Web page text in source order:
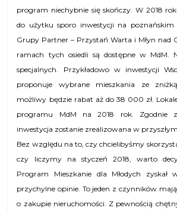
program niechybnie się skończy. W 2018
do użytku sporo inwestycji na
Grupy Partner – Przystań Warta i Młyn nad
ramach tych osiedli są dostępne w MdM.
specjalnych. Przykładowo w inwestycji
proponuje wybrane mieszkania ze
możliwy będzie rabat aż do 38 000 zł.
programu MdM na 2018 rok. Zgodnie
inwestycja zostanie zrealizowana w
Bez względu na to, czy chcielibyśmy
czy liczymy na styczeń 2018, warto
Program Mieszkanie dla Młodych zyskał
przychylne opinie. To jeden z czynników
o zakupie nieruchomości. Z pewnością